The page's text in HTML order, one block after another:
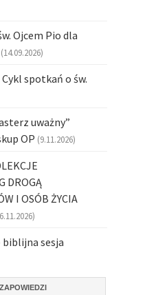
Ojcem Pio dla
(14.09.2026)
spotkań o św.
uważny”
OP (9.11.2026)
DROGĄ
I OSÓB ŻYCIA
sesja